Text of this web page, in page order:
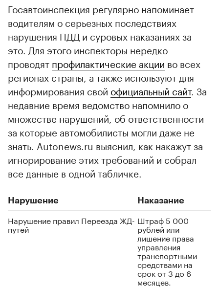
Госавтоинспекция регулярно напоминает
водителям о серьезных последствиях
нарушения ПДД и суровых наказаниях за
это. Для этого инспекторы нередко
проводят профилактические акции во всех
регионах страны, а также используют для
информирования свой официальный сайт. За
недавние время ведомство напомнило о
множестве нарушений, об ответственности
за которые автомобилисты могли даже не
знать. Autonews.ru выяснил, как накажут за
игнорирование этих требований и собрал
все данные в одной табличке.
Нарушение Наказание
Нарушение правил Переезда ЖД-
путей
Штраф 5 000
рублей или
лишение права
управления
транспортными
средствами на
срок от 3 до 6
месяцев.